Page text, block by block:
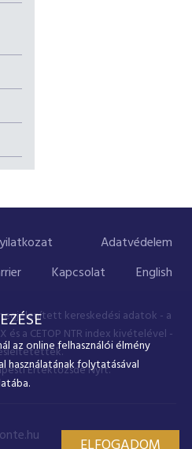
Adatvédelem
Kapcsolat English
kereskedési adatok - a
és a CETOP NTR index kivételével -
Értéktőzsde Nyrt.
az online felhasználói élmény
használatának folytatásával